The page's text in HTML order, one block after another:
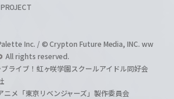
Inc. / © Crypton Future Media, INC. ww
All rights reserved.
ライブ！虹ヶ咲学園スクールアイドル同好会
メ「東京リベンジャーズ」製作委員会